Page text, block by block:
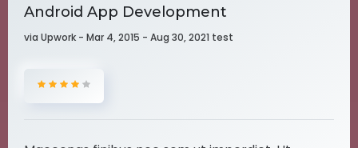
Android App Development
via Upwork - Mar 4, 2015 - Aug 30, 2021 test